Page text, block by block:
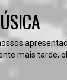
mais tarde,